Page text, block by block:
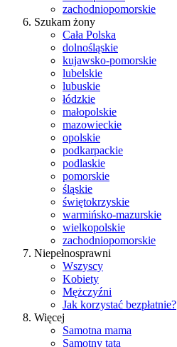
zachodniopomorskie
Szukam żony
Cała Polska
dolnośląskie
kujawsko-pomorskie
lubelskie
lubuskie
łódzkie
małopolskie
mazowieckie
opolskie
podkarpackie
podlaskie
pomorskie
śląskie
świętokrzyskie
warmińsko-mazurskie
wielkopolskie
zachodniopomorskie
Niepełnosprawni
Wszyscy
Kobiety
Mężczyźni
Jak korzystać bezpłatnie?
Więcej
Samotna mama
Samotny tata